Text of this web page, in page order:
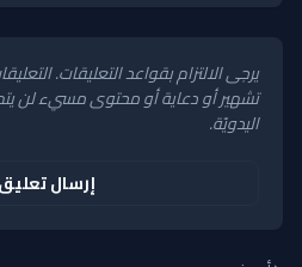
يرجى الالتزام بقواعد التعليقات.
تشهير أو دعاية أو محتوى مسيء لن
اليدويّة.
إرسال تعليق